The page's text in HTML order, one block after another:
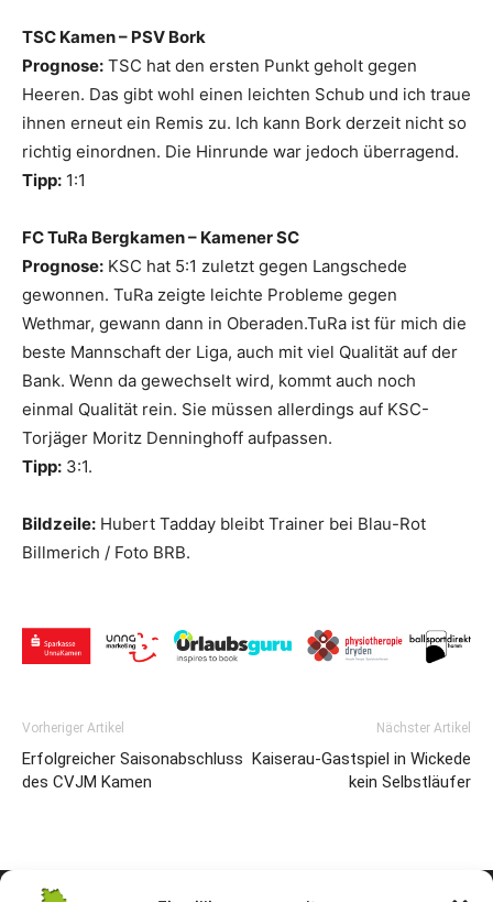
TSC Kamen – PSV Bork
Prognose: TSC hat den ersten Punkt geholt gegen
Heeren. Das gibt wohl einen leichten Schub und ich traue
ihnen erneut ein Remis zu. Ich kann Bork derzeit nicht so
richtig einordnen. Die Hinrunde war jedoch überragend.
Tipp: 1:1
FC TuRa Bergkamen – Kamener SC
Prognose: KSC hat 5:1 zuletzt gegen Langschede
gewonnen. TuRa zeigte leichte Probleme gegen
Wethmar, gewann dann in Oberaden.TuRa ist für mich die
beste Mannschaft der Liga, auch mit viel Qualität auf der
Bank. Wenn da gewechselt wird, kommt auch noch
einmal Qualität rein. Sie müssen allerdings auf KSC-
Torjäger Moritz Denninghoff aufpassen.
Tipp: 3:1.
Bildzeile: Hubert Tadday bleibt Trainer bei Blau-Rot
Billmerich / Foto BRB.
Vorheriger Artikel
Erfolgreicher Saisonabschluss
des CVJM Kamen
Nächster Artikel
Kaiserau-Gastspiel in Wickede
kein Selbstläufer